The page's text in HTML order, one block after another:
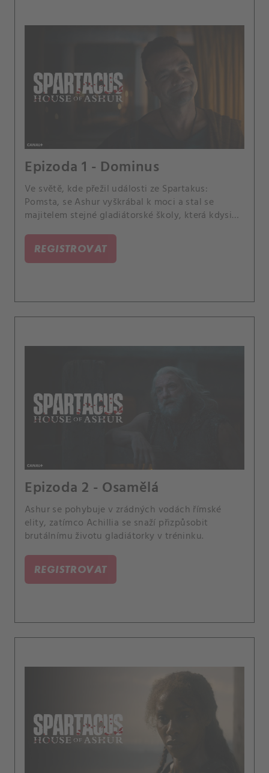
Epizoda 1 - Dominus
Ve světě, kde přežil události ze Spartakus:
Pomsta, se Ashur vyškrábal k moci a stal se
majitelem stejné gladiátorské školy, která kdysi
Ashur rozpoutává nový druh podívané, která uráží
elitu.
REGISTROVAT
Epizoda 2 - Osamělá
Ashur se pohybuje v zrádných vodách římské
elity, zatímco Achillia se snaží přizpůsobit
brutálnímu životu gladiátorky v tréninku.
REGISTROVAT